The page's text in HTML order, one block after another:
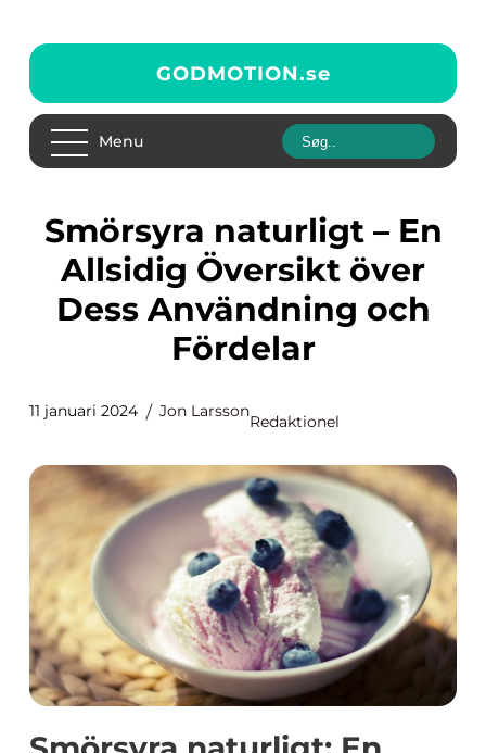
GODMOTION.se
Menu
Smörsyra naturligt – En
Allsidig Översikt över
Dess Användning och
Fördelar
11 januari 2024 Jon Larsson
Redaktionel